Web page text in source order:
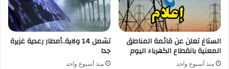
الستاغ تعلن عن قائمة المناطق
المعنية بانقطاع الكهرباء اليوم
منذ أسبوع واحد
تشمل 14 ولاية..أمطار رعدية غزيرة
جدا
منذ أسبوع واحد